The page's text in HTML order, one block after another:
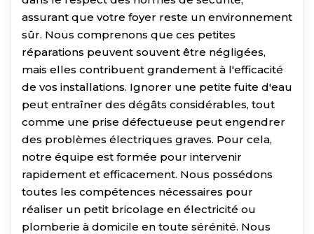
assurant que votre foyer reste un environnement
sûr. Nous comprenons que ces petites
réparations peuvent souvent être négligées,
mais elles contribuent grandement à l'efficacité
de vos installations. Ignorer une petite fuite d'eau
peut entraîner des dégâts considérables, tout
comme une prise défectueuse peut engendrer
des problèmes électriques graves. Pour cela,
notre équipe est formée pour intervenir
rapidement et efficacement. Nous possédons
toutes les compétences nécessaires pour
réaliser un petit bricolage en électricité ou
plomberie à domicile en toute sérénité. Nous